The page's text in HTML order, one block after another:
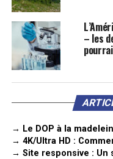
– les
→ Le DOP à la
→ 4K/Ultra HD :
→ Site responsive : Un